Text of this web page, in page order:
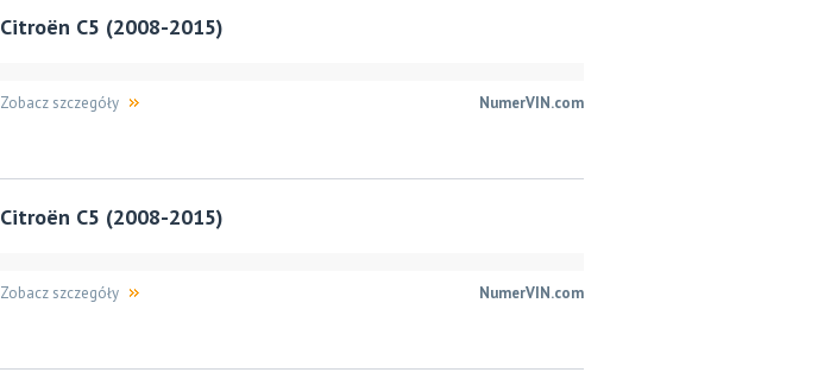
Citroën C5 (2008-2015)
NumerVIN.com
Zobacz szczegóły
Citroën C5 (2008-2015)
NumerVIN.com
Zobacz szczegóły